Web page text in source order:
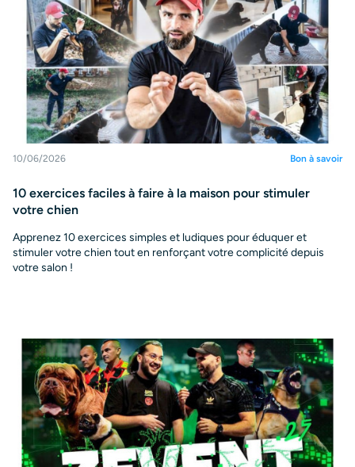
10/06/2026 Bon à savoir
10 exercices faciles à faire à la maison pour stimuler
votre chien
Apprenez 10 exercices simples et ludiques pour éduquer et
stimuler votre chien tout en renforçant votre complicité depuis
votre salon !